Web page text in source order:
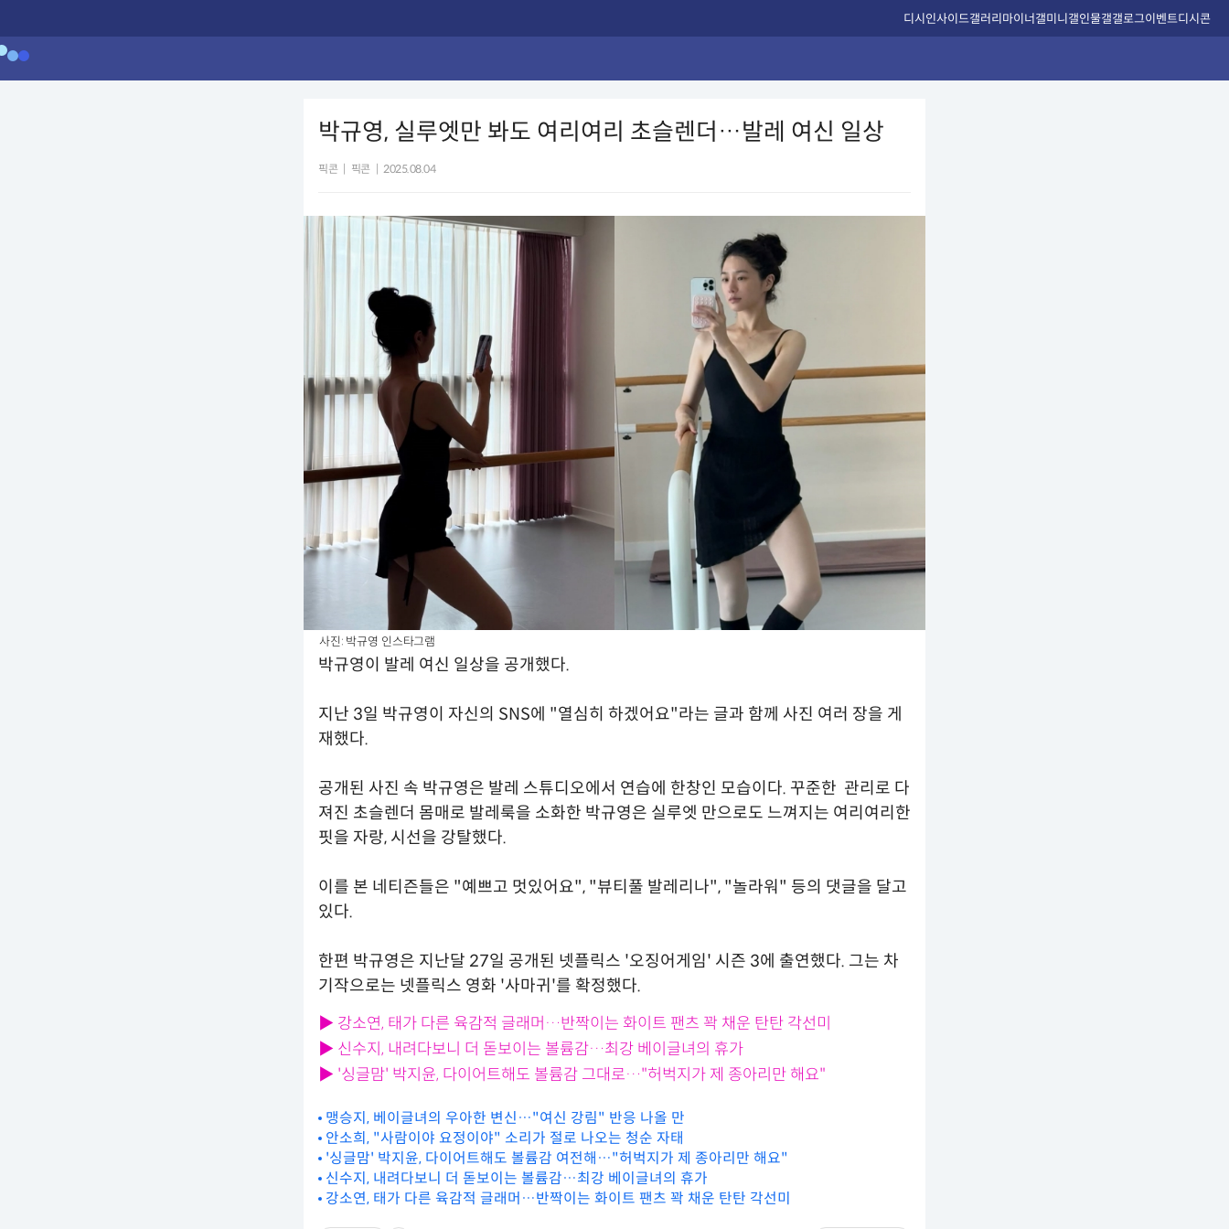
디시인사이드갤러리마이너갤미니갤인물갤갤로그이벤트디시콘
박규영, 실루엣만 봐도 여리여리 초슬렌더…발레 여신 일상
픽콘 픽콘 2025.08.04
사진: 박규영 인스타그램
박규영이 발레 여신 일상을 공개했다.
지난 3일 박규영이 자신의 SNS에 "열심히 하겠어요"라는 글과 함께 사진 여러 장을 게
재했다.
공개된 사진 속 박규영은 발레 스튜디오에서 연습에 한창인 모습이다. 꾸준한 관리로 다
져진 초슬렌더 몸매로 발레룩을 소화한 박규영은 실루엣 만으로도 느껴지는 여리여리한
핏을 자랑, 시선을 강탈했다.
이를 본 네티즌들은 "예쁘고 멋있어요", "뷰티풀 발레리나", "놀라워" 등의 댓글을 달고
있다.
한편 박규영은 지난달 27일 공개된 넷플릭스 '오징어게임' 시즌 3에 출연했다. 그는 차
기작으로는 넷플릭스 영화 '사마귀'를 확정했다.
▶ 강소연, 태가 다른 육감적 글래머…반짝이는 화이트 팬츠 꽉 채운 탄탄 각선미
▶ 신수지, 내려다보니 더 돋보이는 볼륨감…최강 베이글녀의 휴가
▶ '싱글맘' 박지윤, 다이어트해도 볼륨감 그대로…"허벅지가 제 종아리만 해요"
맹승지, 베이글녀의 우아한 변신…"여신 강림" 반응 나올 만
안소희, "사람이야 요정이야" 소리가 절로 나오는 청순 자태
'싱글맘' 박지윤, 다이어트해도 볼륨감 여전해…"허벅지가 제 종아리만 해요"
신수지, 내려다보니 더 돋보이는 볼륨감…최강 베이글녀의 휴가
강소연, 태가 다른 육감적 글래머…반짝이는 화이트 팬츠 꽉 채운 탄탄 각선미